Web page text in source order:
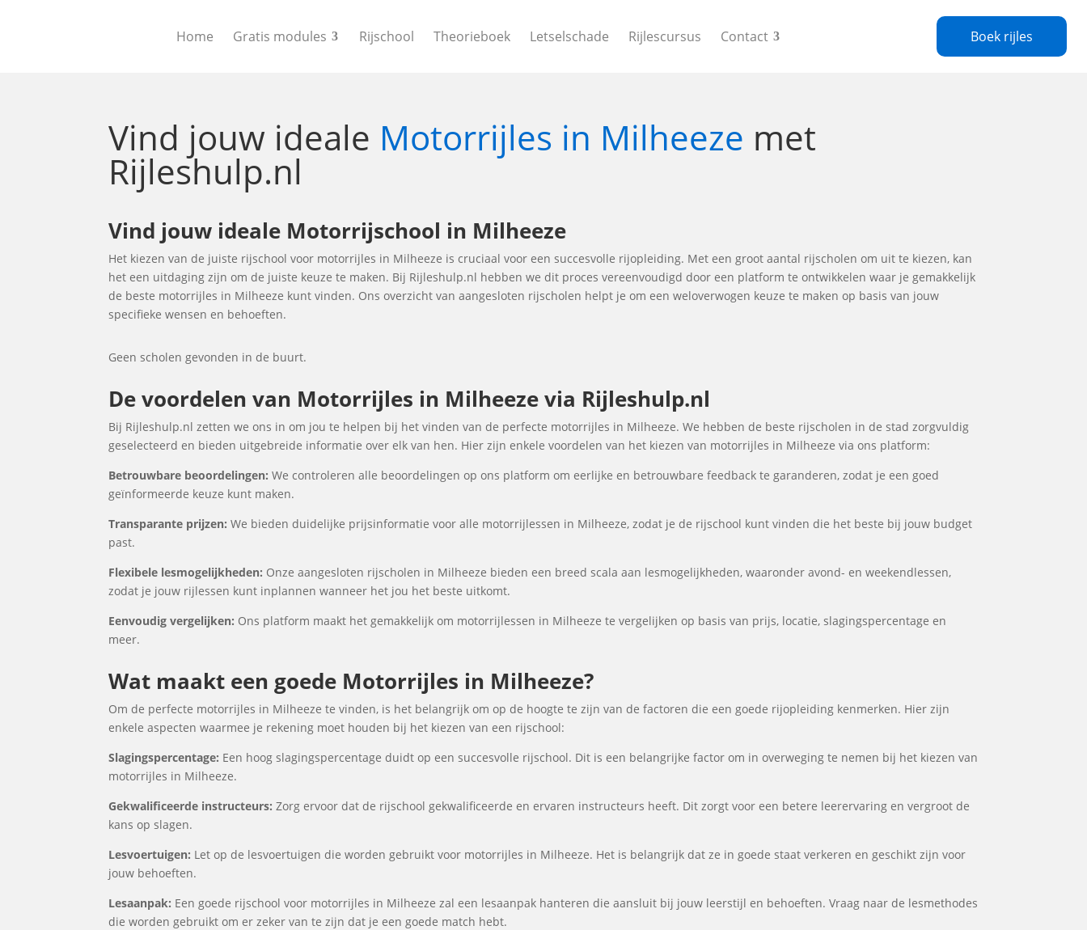
Home Gratis modules Rijschool Theorieboek Letselschade Rijlescursus Contact Boek rijles
Vind jouw ideale Motorrijles in Milheeze met
Rijleshulp.nl
Vind jouw ideale Motorrijschool in Milheeze
Het kiezen van de juiste rijschool voor motorrijles in Milheeze is cruciaal voor een succesvolle rijopleiding. Met een groot aantal rijscholen om uit te kiezen, kan
het een uitdaging zijn om de juiste keuze te maken. Bij Rijleshulp.nl hebben we dit proces vereenvoudigd door een platform te ontwikkelen waar je gemakkelijk
de beste motorrijles in Milheeze kunt vinden. Ons overzicht van aangesloten rijscholen helpt je om een weloverwogen keuze te maken op basis van jouw
specifieke wensen en behoeften.
Geen scholen gevonden in de buurt.
De voordelen van Motorrijles in Milheeze via Rijleshulp.nl
Bij Rijleshulp.nl zetten we ons in om jou te helpen bij het vinden van de perfecte motorrijles in Milheeze. We hebben de beste rijscholen in de stad zorgvuldig
geselecteerd en bieden uitgebreide informatie over elk van hen. Hier zijn enkele voordelen van het kiezen van motorrijles in Milheeze via ons platform:
Betrouwbare beoordelingen: We controleren alle beoordelingen op ons platform om eerlijke en betrouwbare feedback te garanderen, zodat je een goed
geïnformeerde keuze kunt maken.
Transparante prijzen: We bieden duidelijke prijsinformatie voor alle motorrijlessen in Milheeze, zodat je de rijschool kunt vinden die het beste bij jouw budget
past.
Flexibele lesmogelijkheden: Onze aangesloten rijscholen in Milheeze bieden een breed scala aan lesmogelijkheden, waaronder avond- en weekendlessen,
zodat je jouw rijlessen kunt inplannen wanneer het jou het beste uitkomt.
Eenvoudig vergelijken: Ons platform maakt het gemakkelijk om motorrijlessen in Milheeze te vergelijken op basis van prijs, locatie, slagingspercentage en
meer.
Wat maakt een goede Motorrijles in Milheeze?
Om de perfecte motorrijles in Milheeze te vinden, is het belangrijk om op de hoogte te zijn van de factoren die een goede rijopleiding kenmerken. Hier zijn
enkele aspecten waarmee je rekening moet houden bij het kiezen van een rijschool:
Slagingspercentage: Een hoog slagingspercentage duidt op een succesvolle rijschool. Dit is een belangrijke factor om in overweging te nemen bij het kiezen van
motorrijles in Milheeze.
Gekwalificeerde instructeurs: Zorg ervoor dat de rijschool gekwalificeerde en ervaren instructeurs heeft. Dit zorgt voor een betere leerervaring en vergroot de
kans op slagen.
Lesvoertuigen: Let op de lesvoertuigen die worden gebruikt voor motorrijles in Milheeze. Het is belangrijk dat ze in goede staat verkeren en geschikt zijn voor
jouw behoeften.
Lesaanpak: Een goede rijschool voor motorrijles in Milheeze zal een lesaanpak hanteren die aansluit bij jouw leerstijl en behoeften. Vraag naar de lesmethodes
die worden gebruikt om er zeker van te zijn dat je een goede match hebt.